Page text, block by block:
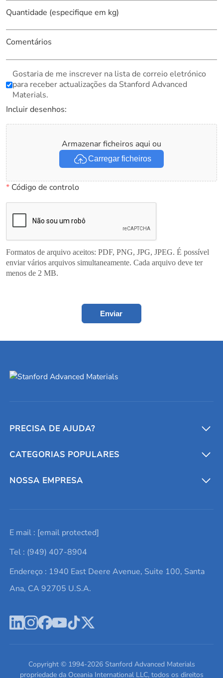
Quantidade (especifique em kg)
Comentários
Gostaria de me inscrever na lista de correio eletrónico
para receber actualizações da Stanford Advanced
Materials.
Incluir desenhos:
Armazenar ficheiros aqui ou
Carregar ficheiros
*Código de controlo
Formatos de arquivo aceitos: PDF, PNG, JPG, JPEG. É possível
enviar vários arquivos simultaneamente. Cada arquivo deve ter
menos de 2 MB.
Enviar
PRECISA DE AJUDA?
Conversores e calculadoras
Entre em contato conosco
Lista de consultas
Termos e Condições
Política de Privacidade
CATEGORIAS POPULARES
Metais refratários
Elementos de terras raras
Alvos de pulverização catódica
Ácido hialurônico
NOSSA EMPRESA
Promoções atuais
Notícias e blogs
Estudos de caso
Escreva para nós
E mail : [email protected]
Tel : (949) 407-8904
Endereço : 1940 East Deere Avenue, Suite 100, Santa
Ana, CA 92705 U.S.A.
Copyright © 1994-2026Stanford Advanced Materials
propriedade da Oceania International LLC, todos os direitos